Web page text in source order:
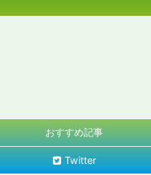
おすすめ記事
Twitter